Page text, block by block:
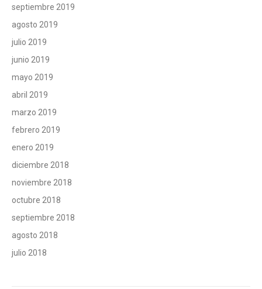
septiembre 2019
agosto 2019
julio 2019
junio 2019
mayo 2019
abril 2019
marzo 2019
febrero 2019
enero 2019
diciembre 2018
noviembre 2018
octubre 2018
septiembre 2018
agosto 2018
julio 2018